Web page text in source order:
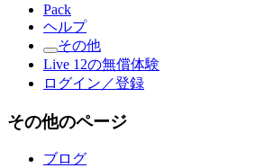
Pack
ヘルプ
その他
Live 12の無償体験
ログイン／登録
その他のページ
ブログ